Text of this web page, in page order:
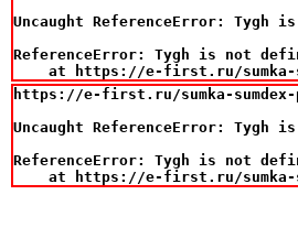
Uncaught ReferenceError: Tygh
ReferenceError: Tygh is not
at https://e-first.ru/
https://e-first.ru/sumka-sumdex-
Uncaught ReferenceError: Tygh
ReferenceError: Tygh is not
at https://e-first.ru/